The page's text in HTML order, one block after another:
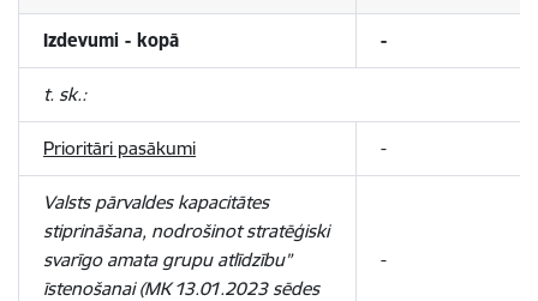
Izdevumi - kopā -
t. sk.:
Prioritāri pasākumi -
Valsts pārvaldes kapacitātes
stiprināšana, nodrošinot stratēģiski
svarīgo amata grupu atlīdzību”
īstenošanai (MK 13.01.2023 sēdes
-